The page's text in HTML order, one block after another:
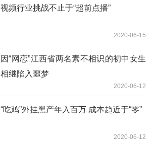
视频行业挑战不止于“超前点播”
2020-06-15
因“网恋”江西省两名素不相识的初中女生
相继陷入噩梦
2020-06-12
“吃鸡”外挂黑产年入百万 成本趋近于“零”
2020-06-12